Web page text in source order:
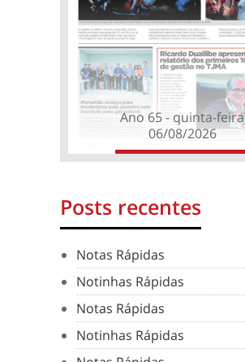
Ano 65 - quinta-feira
06/08/2026
Posts recentes
Notas Rápidas
Notinhas Rápidas
Notas Rápidas
Notinhas Rápidas